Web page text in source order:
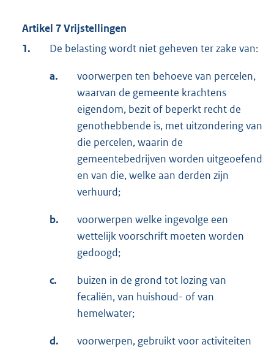
Artikel 7 Vrijstellingen
1.
De belasting wordt niet geheven ter zake van:
a.
voorwerpen ten behoeve van percelen,
waarvan de gemeente krachtens
eigendom, bezit of beperkt recht de
genothebbende is, met uitzondering van
die percelen, waarin de
gemeentebedrijven worden uitgeoefend
en van die, welke aan derden zijn
verhuurd;
b.
voorwerpen welke ingevolge een
wettelijk voorschrift moeten worden
gedoogd;
c.
buizen in de grond tot lozing van
fecaliën, van huishoud- of van
hemelwater;
d.
voorwerpen, gebruikt voor activiteiten